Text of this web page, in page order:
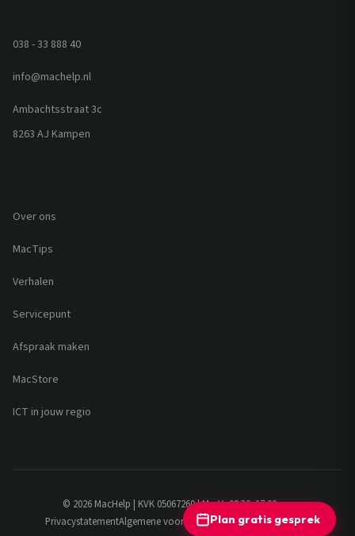
038 - 33 888 40
info@machelp.nl
Ambachtsstraat 3c
8263 AJ Kampen
Over ons
MacTips
Verhalen
Servicepunt
Afspraak maken
MacStore
ICT in jouw regio
© 2026 MacHelp | KVK 05067260 | Ma-Vr 08:30–17:00 uur
PrivacystatementAlgemene voorwaardenRetourbeleid Sitemap
Plan gratis gesprek